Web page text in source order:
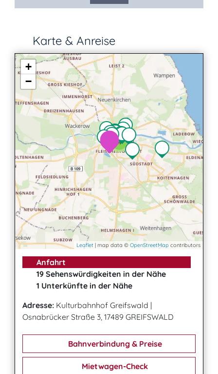
Karte & Anreise
2
4
+
−
Leaflet | map data © OpenStreetMap contributors
Anfahrt
19 Sehenswürdigkeiten in der Nähe
1 Unterkünfte in der Nähe
Adresse: Kulturbahnhof Greifswald |
Osnabrücker Straße 3, 17489 GREIFSWALD
Bahnverbindung & Preise
Mietwagen-Check